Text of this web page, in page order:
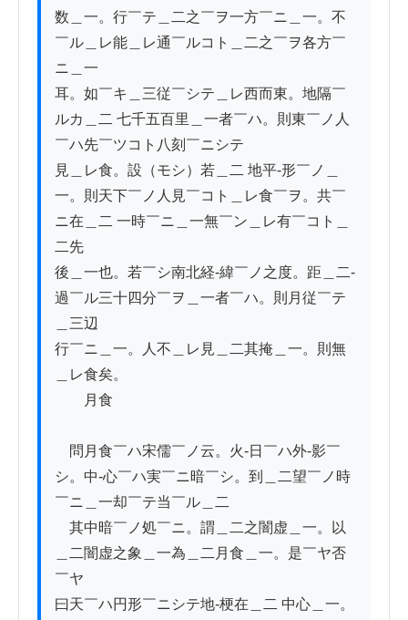
数＿一。行￣テ＿二之￣ヲ一方￣ニ＿一。不
￣ル＿レ能＿レ通￣ルコト＿二之￣ヲ各方￣
ニ＿一
耳。如￣キ＿三従￣シテ＿レ西而東。地隔￣
ルカ＿二 七千五百里＿一者￣ハ。則東￣ノ人
￣ハ先￣ツコト八刻￣ニシテ
見＿レ食。設（モシ）若＿二 地平-形￣ノ＿
一。則天下￣ノ人見￣コト＿レ食￣ヲ。共￣
ニ在＿二 一時￣ニ＿一無￣ン＿レ有￣コト＿
二先
後＿一也。若￣シ南北経-緯￣ノ之度。距＿二-
過￣ル三十四分￣ヲ＿一者￣ハ。則月従￣テ
＿三辺
行￣ニ＿一。人不＿レ見＿二其掩＿一。則無
＿レ食矣。
月食
問月食￣ハ宋儒￣ノ云。火-日￣ハ外-影￣
シ。中-心￣ハ実￣ニ暗￣シ。到＿二望￣ノ時
￣ニ＿一却￣テ当￣ル＿二
其中暗￣ノ処￣ニ。謂＿二之闇虚＿一。以
＿二闇虚之象＿一為＿二月食＿一。是￣ヤ否
￣ヤ
曰天￣ハ円形￣ニシテ地-梗在＿二 中心＿一。